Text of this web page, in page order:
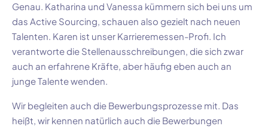
Genau. Katharina und Vanessa kümmern sich bei uns um
das Active Sourcing, schauen also gezielt nach neuen
Talenten. Karen ist unser Karrieremessen-Profi. Ich
verantworte die Stellenausschreibungen, die sich zwar
auch an erfahrene Kräfte, aber häufig eben auch an
junge Talente wenden.
Wir begleiten auch die Bewerbungsprozesse mit. Das
heißt, wir kennen natürlich auch die Bewerbungen